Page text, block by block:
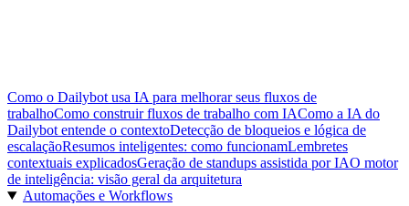
Como o Dailybot usa IA para melhorar seus fluxos de
trabalhoComo construir fluxos de trabalho com IAComo a IA do
Dailybot entende o contextoDetecção de bloqueios e lógica de
escalaçãoResumos inteligentes: como funcionamLembretes
contextuais explicadosGeração de standups assistida por IAO motor
de inteligência: visão geral da arquitetura
Automações e Workflows